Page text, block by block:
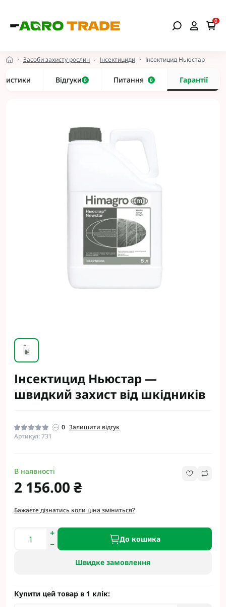
0
Засоби захисту рослин Інсектициди Інсектицид Ньюстар
Відгуки 0 Питання 0 Гарантії
Інсектицид Ньюстар —
швидкий захист від шкідників
0 Залишити відгук
Артикул: 731
В наявності
2 156.00 ₴
Бажаєте дізнатись коли ціна зміниться?
До кошика
Швидке замовлення
Купити цей товар в 1 клік: